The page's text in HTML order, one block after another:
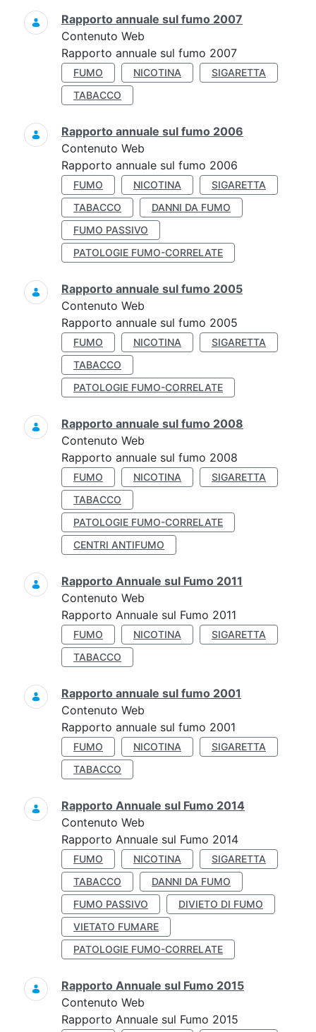
Rapporto annuale sul fumo 2007
Contenuto Web
Rapporto annuale sul fumo 2007
FUMO NICOTINA
SIGARETTA
TABACCO
Rapporto annuale sul fumo 2006
Contenuto Web
Rapporto annuale sul fumo 2006
FUMO NICOTINA
SIGARETTA
TABACCO
DANNI DA FUMO
FUMO PASSIVO
PATOLOGIE FUMO-CORRELATE
Rapporto annuale sul fumo 2005
Contenuto Web
Rapporto annuale sul fumo 2005
FUMO NICOTINA
SIGARETTA
TABACCO
PATOLOGIE FUMO-CORRELATE
Rapporto annuale sul fumo 2008
Contenuto Web
Rapporto annuale sul fumo 2008
FUMO NICOTINA
SIGARETTA
TABACCO
PATOLOGIE FUMO-CORRELATE
CENTRI ANTIFUMO
Rapporto Annuale sul Fumo 2011
Contenuto Web
Rapporto Annuale sul Fumo 2011
FUMO NICOTINA
SIGARETTA
TABACCO
Rapporto annuale sul fumo 2001
Contenuto Web
Rapporto annuale sul fumo 2001
FUMO NICOTINA
SIGARETTA
TABACCO
Rapporto Annuale sul Fumo 2014
Contenuto Web
Rapporto Annuale sul Fumo 2014
FUMO NICOTINA
SIGARETTA
TABACCO
DANNI DA FUMO
FUMO PASSIVO
DIVIETO DI FUMO
VIETATO FUMARE
PATOLOGIE FUMO-CORRELATE
Rapporto Annuale sul Fumo 2015
Contenuto Web
Rapporto Annuale sul Fumo 2015